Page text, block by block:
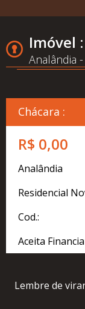
Somos
Conheça
Cadastre
Imóvel
Financeiro
Localização
Contato
Imóvel
Analândia -
Chácara :
R$ 0,00
Analândia
Residencial
Cod.:
Aceita
Lembre de